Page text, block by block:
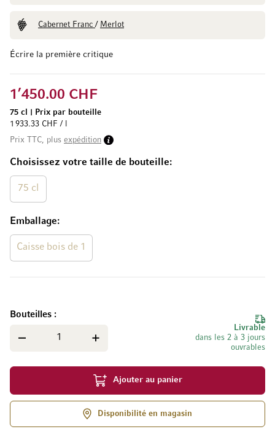
Écrire la première critique
Cabernet Franc/ Merlot
Choisissez votre taille de bouteille
75 cl
Emballage
Caisse bois de 1
1’450.00 CHF
75 cl
Prix par bouteille
1 933.33 CHF / l
Prix TTC, plus expédition
Livrable
dans les 2 à 3 jours
ouvrables
Bouteilles
Ajouter au panier
Disponibilité en magasin